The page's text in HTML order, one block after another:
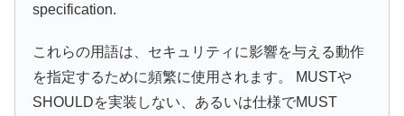
specification.
これらの用語は、セキュリティに影響を与える動作
を指定するために頻繁に使用されます。 MUSTや
SHOULDを実装しない、あるいは仕様でMUST